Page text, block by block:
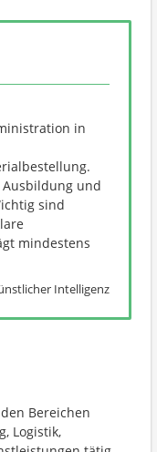
in
und
sind
mindestens
Intelligenz
Bereichen
Logistik,